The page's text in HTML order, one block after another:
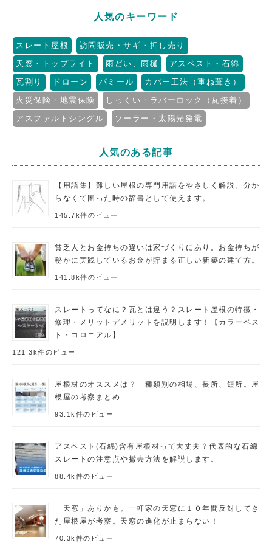
人気のキーワード
スレート屋根
訪問販売・サギ・押し売り
天窓・トップライト
雨どい、雨樋
アスベスト・石綿
瓦割り
ドローン パミール
カバー工法（重ね葺き）
火災保険・地震保険
しっくい・ラバーロック（瓦接着）
アスファルトシングル
ソーラー・太陽光発電
人気のある記事
【用語集】難しい屋根の専門用語をやさしく解説。分か
らなくて困った時の辞書として使えます。
145.7k件のビュー
貧乏人とお金持ちの違いは家づくりにあり。お金持ちが
秘かに実践しているお金が貯まる正しい新築の建て方。
141.8k件のビュー
スレートってなに？瓦とは違う？スレート屋根の特徴・
修理・メリットデメリットを説明します！【カラーベス
ト・コロニアル】
121.3k件のビュー
屋根材のオススメは？ 種類別の相場、長所、短所。屋
根屋の考察まとめ
93.1k件のビュー
アスベスト(石綿)含有屋根材って大丈夫？代表的な石綿
スレートの注意点や撤去方法を解説します。
88.4k件のビュー
「天窓」ありかも。一軒家の天窓に１０年間反対してき
た屋根屋が考察。天窓の進化が止まらない！
70.3k件のビュー